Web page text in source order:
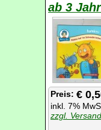
ab 3
Preis: €
inkl. 7%
zzgl.